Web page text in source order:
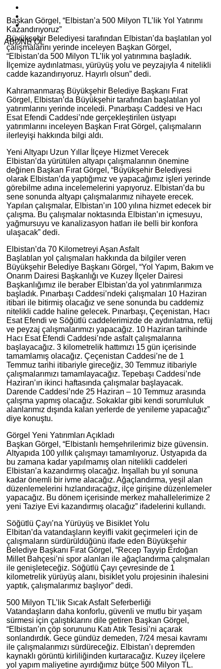
ABONE OL
Başkan Görgel, “Elbistan’a 500 Milyon TL’lik Yol Yatırımı
Kazandırıyoruz”
Büyükşehir Belediyesi tarafından Elbistan’da başlatılan yol
çalışmalarını yerinde inceleyen Başkan Görgel,
“Elbistan’da 500 Milyon TL’lik yol yatırımına başladık.
İlçemize aydınlatması, yürüyüş yolu ve peyzajıyla 4 nitelikli
cadde kazandırıyoruz. Hayırlı olsun” dedi.
Kahramanmaraş Büyükşehir Belediye Başkanı Fırat
Görgel, Elbistan’da Büyükşehir tarafından başlatılan yol
yatırımlarını yerinde inceledi. Pınarbaşı Caddesi ve Hacı
Esat Efendi Caddesi’nde gerçekleştirilen üstyapı
yatırımlarını inceleyen Başkan Fırat Görgel, çalışmaların
ilerleyişi hakkında bilgi aldı.
Yeni Altyapı Uzun Yıllar İlçeye Hizmet Verecek
Elbistan’da yürütülen altyapı çalışmalarının önemine
değinen Başkan Fırat Görgel, “Büyükşehir Belediyesi
olarak Elbistan’da yaptığımız ve yapacağımız işleri yerinde
görebilme adına incelemelerini yapıyoruz. Elbistan’da bu
sene sonunda altyapı çalışmalarımız nihayete erecek.
Yapılan çalışmalar, Elbistan’ın 100 yılına hizmet edecek bir
çalışma. Bu çalışmalar noktasında Elbistan’ın içmesuyu,
yağmursuyu ve kanalizasyon hatları ile belli bir konfora
ulaşacak” dedi.
Elbistan’da 70 Kilometreyi Aşan Asfalt
Başlatılan yol çalışmaları hakkında da bilgiler veren
Büyükşehir Belediye Başkanı Görgel, “Yol Yapım, Bakım ve
Onarım Dairesi Başkanlığı ve Kuzey İlçeler Dairesi
Başkanlığımız ile beraber Elbistan’da yol yatırımlarımıza
başladık. Pınarbaşı Caddesi’ndeki çalışmaları 10 Haziran
itibari ile bitirmiş olacağız ve sene sonunda bu caddemiz
nitelikli cadde haline gelecek. Pınarbaşı, Çeçenistan, Hacı
Esat Efendi ve Söğütlü caddelerimizde de aydınlatma, refüj
ve peyzaj çalışmalarımızı yapacağız. 10 Haziran tarihinde
Hacı Esat Efendi Caddesi’nde asfalt çalışmalarına
başlayacağız. 3 kilometrelik hattımızı 15 gün içerisinde
tamamlamış olacağız. Çeçenistan Caddesi’ne de 1
Temmuz tarihi itibariyle gireceğiz, 30 Temmuz itibariyle
çalışmalarımızı tamamlayacağız. Tepebaşı Caddesi’nde
Haziran’ın ikinci haftasında çalışmalar başlayacak.
Darende Caddesi’nde 25 Haziran – 10 Temmuz arasında
çalışma yapmış olacağız. Sokaklar gibi kendi sorumluluk
alanlarımız dışında kalan yerlerde de yenileme yapacağız”
diye konuştu.
Görgel Yeni Yatırımları Açıkladı
Başkan Görgel, “Elbistanlı hemşehrilerimiz bize güvensin.
Altyapıda 100 yıllık çalışmayı tamamlıyoruz. Üstyapıda da
bu zamana kadar yapılmamış olan nitelikli caddeleri
Elbistan’a kazandırmış olacağız. İnşallah bu yıl sonuna
kadar önemli bir ivme alacağız. Ağaçlandırma, yeşil alan
düzenlemelerini hızlandıracağız, ilçe girişine düzenlemeler
yapacağız. Bu dönem içerisinde merkez mahallelerimize 2
yeni Taziye Evi kazandırmış olacağız” ifadelerini kullandı.
Söğütlü Çayı’na Yürüyüş ve Bisiklet Yolu
Elbitan’da vatandaşların keyifli vakit geçirmeleri için de
çalışmaların sürdürüldüğünü ifade eden Büyükşehir
Belediye Başkanı Fırat Görgel, “Recep Tayyip Erdoğan
Millet Bahçesi’ni spor alanları ile ağaçlandırma çalışmaları
ile genişleteceğiz. Söğütlü Çayı çevresinde de 1
kilometrelik yürüyüş alanı, bisiklet yolu projesinin ihalesini
yaptık, çalışmalarımız başlıyor” dedi.
500 Milyon TL’lik Sıcak Asfalt Seferberliği
Vatandaşların daha konforlu, güvenli ve mutlu bir yaşam
sürmesi için çalıştıklarını dile getiren Başkan Görgel,
“Elbistan’ın çöp sorununu Katı Atık Tesisi’ni açarak
sonlandırdık. Gece gündüz demeden, 7/24 mesai kavramı
ile çalışmalarımızı sürdüreceğiz. Elbistan’ı depremden
kaynaklı görüntü kirliliğinden kurtaracağız. Kuzey ilçelere
yol yapım maliyetine ayırdığımız bütçe 500 Milyon TL.